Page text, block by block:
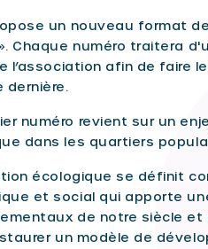
un nouveau format
Chaque numéro traitera
l’association afin de faire
numéro revient sur un
dans les quartiers
écologique se définit
et social qui apporte
de notre siècle
un modèle de